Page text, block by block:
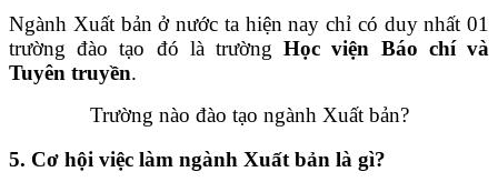
Ngành Xuất bản ở nước ta hiện nay chỉ có duy nhất 01
trường đào tạo đó là trườngHọc viện Báo chí và
Tuyên truyền.
Trường nào đào tạo ngành Xuất bản?
5. Cơ hội việc làm ngành Xuất bản là gì?